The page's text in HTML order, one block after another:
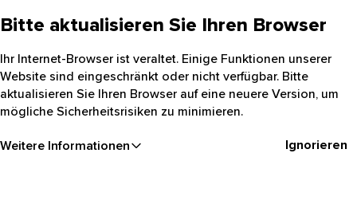
Bitte aktualisieren Sie Ihren Browser
Ihr Internet-Browser ist veraltet. Einige Funktionen unserer
Website sind eingeschränkt oder nicht verfügbar. Bitte
aktualisieren Sie Ihren Browser auf eine neuere Version, um
mögliche Sicherheitsrisiken zu minimieren.
Weitere Informationen Ignorieren